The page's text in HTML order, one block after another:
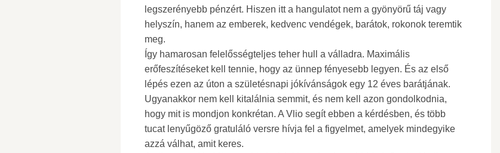
legszerényebb pénzért. Hiszen itt a hangulatot nem a gyönyörű táj vagy
helyszín, hanem az emberek, kedvenc vendégek, barátok, rokonok teremtik
meg.
Így hamarosan felelősségteljes teher hull a válladra. Maximális
erőfeszítéseket kell tennie, hogy az ünnep fényesebb legyen. És az első
lépés ezen az úton a születésnapi jókívánságok egy 12 éves barátjának.
Ugyanakkor nem kell kitalálnia semmit, és nem kell azon gondolkodnia,
hogy mit is mondjon konkrétan. A Vlio segít ebben a kérdésben, és több
tucat lenyűgöző gratuláló versre hívja fel a figyelmet, amelyek mindegyike
azzá válhat, amit keres.